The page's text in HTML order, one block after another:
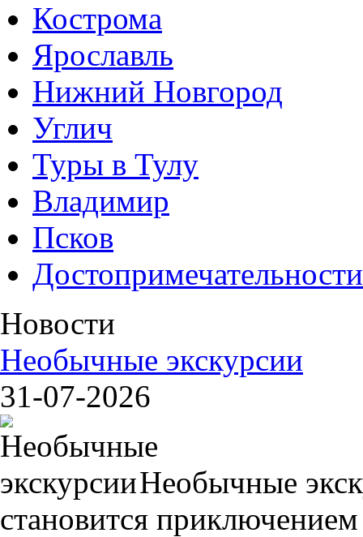
Кострома
Ярославль
Нижний Новгород
Углич
Туры в Тулу
Владимир
Псков
Достопримечательности
Новости
Необычные экскурсии
31-07-2026
Необычные
становится